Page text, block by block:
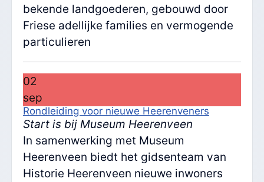
bekende landgoederen, gebouwd door
Friese adellijke families en vermogende
particulieren
02
sep
Rondleiding voor nieuwe Heerenveners
Start is bij Museum Heerenveen
In samenwerking met Museum
Heerenveen biedt het gidsenteam van
Historie Heerenveen nieuwe inwoners